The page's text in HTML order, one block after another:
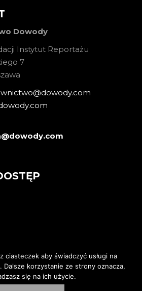
Dowody
Instytut Reportażu
7
ciasteczek aby świadczyć usługi na
Dalsze korzystanie ze strony oznacza,
się na ich użycie.